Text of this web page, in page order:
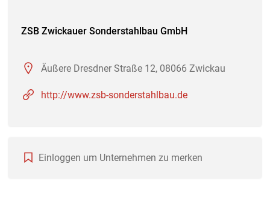
ZSB Zwickauer Sonderstahlbau GmbH
Äußere Dresdner Straße 12, 08066 Zwickau
http://www.zsb-sonderstahlbau.de
Einloggen um Unternehmen zu merken